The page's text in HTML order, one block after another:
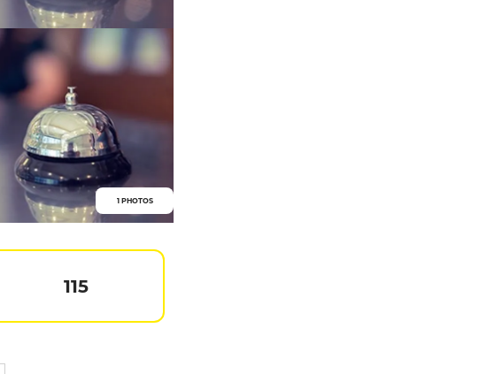
1 PHOTOS
115